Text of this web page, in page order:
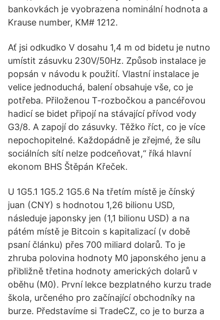
bankovkách je vyobrazena nominální hodnota a
Krause number, KM# 1212.
Ať jsi odkudko V dosahu 1,4 m od bidetu je nutno
umístit zásuvku 230V/50Hz. Způsob instalace je
popsán v návodu k použití. Vlastní instalace je
velice jednoduchá, balení obsahuje vše, co je
potřeba. Přiloženou T-rozbočkou a pancéřovou
hadicí se bidet připojí na stávající přívod vody
G3/8. A zapojí do zásuvky. Těžko říct, co je více
nepochopitelné. Každopádně je zřejmé, že sílu
sociálních sítí nelze podceňovat,“ říká hlavní
ekonom BHS Štěpán Křeček.
U 1G5.1 1G5.2 1G5.6 Na třetím místě je čínský
juan (CNY) s hodnotou 1,26 bilionu USD,
následuje japonsky jen (1,1 bilionu USD) a na
pátém místě je Bitcoin s kapitalizací (v době
psaní článku) přes 700 miliard dolarů. To je
zhruba polovina hodnoty M0 japonského jenu a
přibližně třetina hodnoty amerických dolarů v
oběhu (M0). První lekce bezplatného kurzu trade
škola, určeného pro začínající obchodníky na
burze. Představíme si TradeCZ, co je to burza a